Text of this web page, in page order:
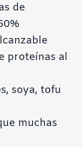
de
proteínas al
soya, tofu
muchas